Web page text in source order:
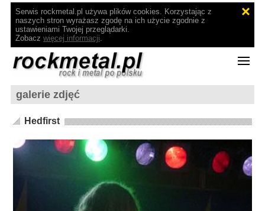
Serwis rockmetal.pl używa plików cookies. Korzystając z
naszych stron wyrażasz zgodę na ich użycie zgodnie z
ustawieniami Twojej przeglądarki.
Zobacz więcej informacji.
galerie zdjęć
Hedfirst